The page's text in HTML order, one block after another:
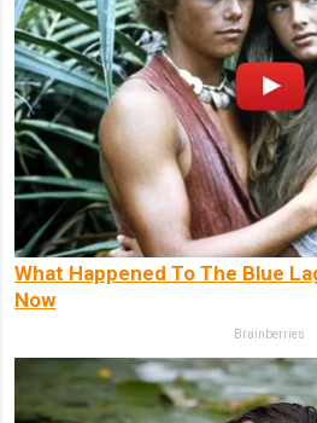
What Happened To The Blue
Now
Brainberries